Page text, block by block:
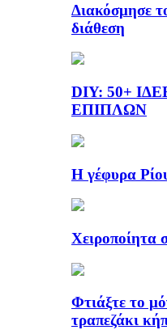
Διακόσμησε
διάθεση
DIY: 50+
ΕΠΙΠΛΩΝ
Η γέφυρα
Χειροποίητα
Φτιάξτε το
τραπεζάκι